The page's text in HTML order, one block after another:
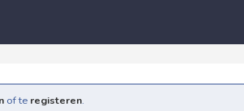
of te registeren.